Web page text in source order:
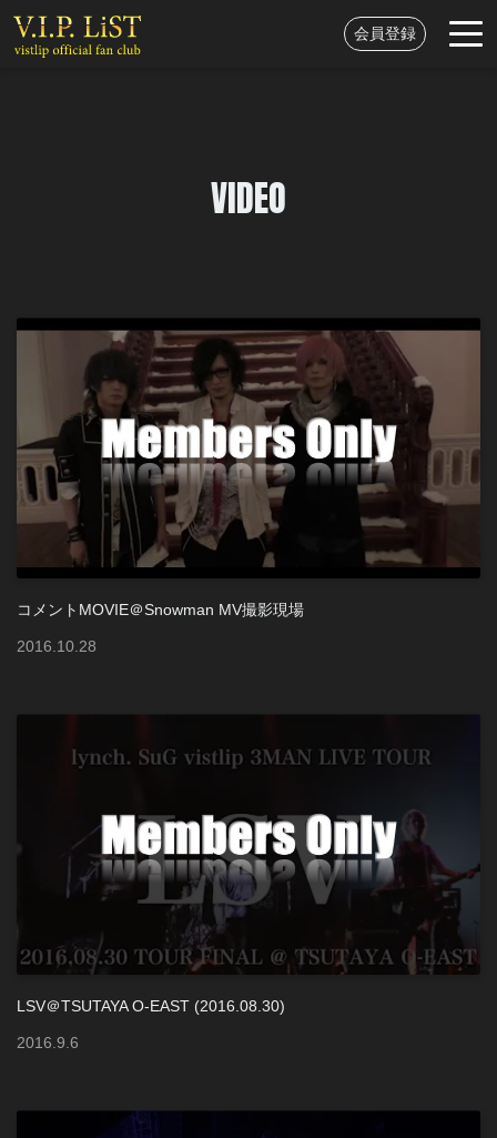
会員登録
VIDEO
コメントMOVIE＠Snowman MV撮影現場
2016 10 28
LSV＠TSUTAYA O-EAST (2016.08.30)
2016.9.6